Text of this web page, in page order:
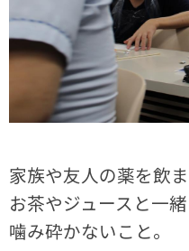
家族や友人の薬を飲ま
お茶やジュースと一
噛み砕かないこと。